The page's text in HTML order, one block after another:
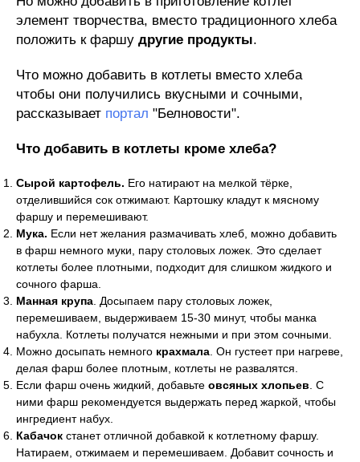
элемент творчества, вместо традиционного хлеба
положить к фаршу другие продукты.
Что можно добавить в котлеты вместо хлеба
чтобы они получились вкусными и сочными,
рассказывает портал "Белновости".
Что добавить в котлеты кроме хлеба?
Сырой картофель. Его натирают на мелкой тёрке,
отделившийся сок отжимают. Картошку кладут к мясному
фаршу и перемешивают.
Мука. Если нет желания размачивать хлеб, можно добавить
в фарш немного муки, пару столовых ложек. Это сделает
котлеты более плотными, подходит для слишком жидкого и
сочного фарша.
Манная крупа . Досыпаем пару столовых ложек,
перемешиваем, выдерживаем 15-30 минут, чтобы манка
набухла. Котлеты получатся нежными и при этом сочными.
Можно досыпать немного крахмала . Он густеет при нагреве,
делая фарш более плотным, котлеты не развалятся.
Если фарш очень жидкий, добавьте овсяных хлопьев . С
ними фарш рекомендуется выдержать перед жаркой, чтобы
ингредиент набух.
Кабачок станет отличной добавкой к котлетному фаршу.
Натираем, отжимаем и перемешиваем. Добавит сочность и